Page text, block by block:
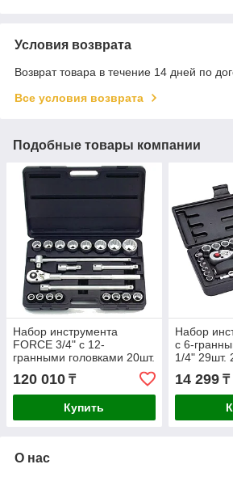
Условия возврата
Возврат товара в течение 14 дней по
Все условия возврата
Подобные товары компании
Набор инструмента
FORCE 3/4" с 12-
гранными головками 20шт.
120 010 ₸
Купить
Набор
с 6-
1/4" 29шт.
14 299₸
О нас